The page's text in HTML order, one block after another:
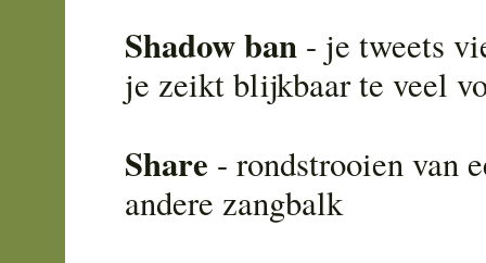
Shadow ban - je tweets
je zeikt blijkbaar te veel
Share - rondstrooien van
andere zangbalk